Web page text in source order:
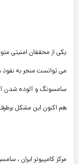
یکی از محققان امنیتی
می توانست منجر به نفوذ
سامسونگ و آلوده شدن آن
هم اکنون این مشکل